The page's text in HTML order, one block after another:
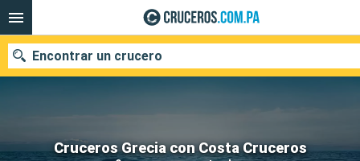
Cruceros Grecia con Costa Cruceros
Encontrar un crucero
Nuestros destinos